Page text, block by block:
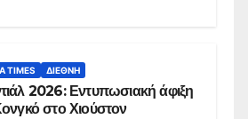
TIMES ΔΙΕΘΝΉ
2026: Εντυπωσιακή άφιξη
στο Χιούστον